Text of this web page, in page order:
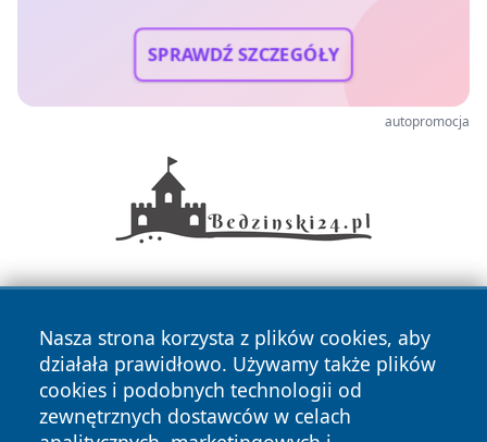
SPRAWDŹ SZCZEGÓŁY
autopromocja
Nasza strona korzysta z plików cookies, aby
działała prawidłowo. Używamy także plików
cookies i podobnych technologii od
zewnętrznych dostawców w celach
Copyright © 2026 zawiercieonline.pl Wszystkie prawa